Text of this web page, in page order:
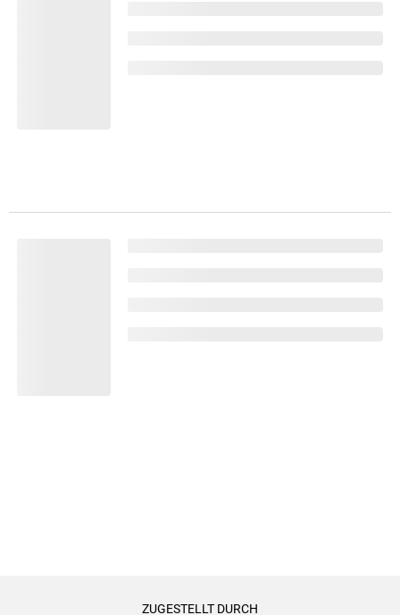
ZUGESTELLT DURCH